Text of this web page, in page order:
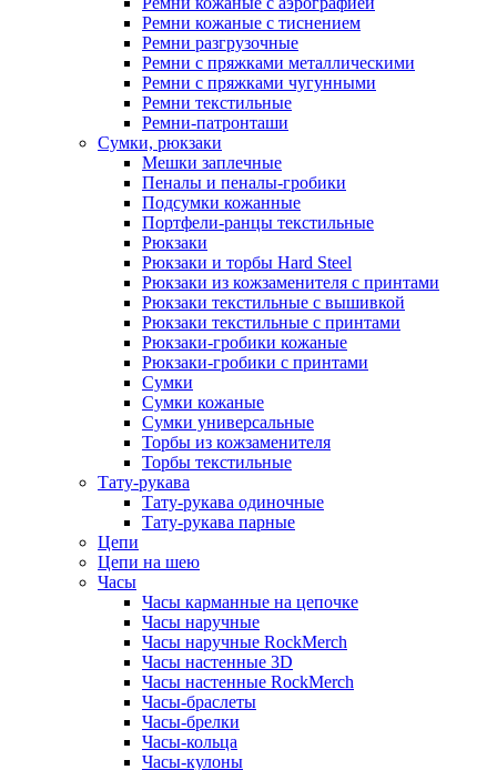
Ремни кожаные с тиснением
Ремни разгрузочные
Ремни с пряжками металлическими
Ремни с пряжками чугунными
Ремни текстильные
Ремни-патронташи
Сумки, рюкзаки
Мешки заплечные
Пеналы и пеналы-гробики
Подсумки кожанные
Портфели-ранцы текстильные
Рюкзаки
Рюкзаки и торбы Hard Steel
Рюкзаки из кожзаменителя с принтами
Рюкзаки текстильные с вышивкой
Рюкзаки текстильные с принтами
Рюкзаки-гробики кожаные
Рюкзаки-гробики с принтами
Сумки
Сумки кожаные
Сумки универсальные
Торбы из кожзаменителя
Торбы текстильные
Тату-рукава
Тату-рукава одиночные
Тату-рукава парные
Цепи
Цепи на шею
Часы
Часы карманные на цепочке
Часы наручные
Часы наручные RockMerch
Часы настенные 3D
Часы настенные RockMerch
Часы-браслеты
Часы-брелки
Часы-кольца
Часы-кулоны